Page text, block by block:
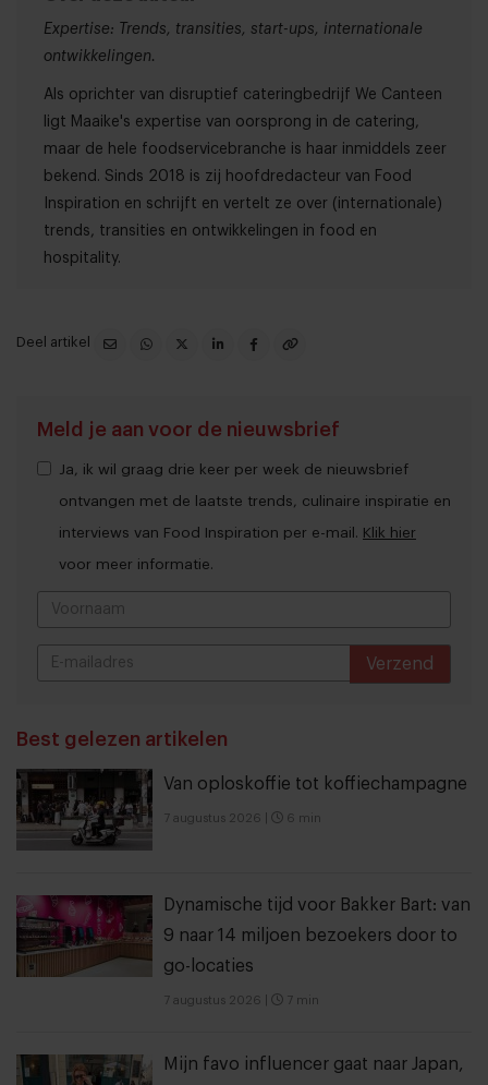
Expertise: Trends, transities, start-ups, internationale
ontwikkelingen.
Als oprichter van disruptief cateringbedrijf We Canteen
ligt Maaike's expertise van oorsprong in de catering,
maar de hele foodservicebranche is haar inmiddels zeer
bekend. Sinds 2018 is zij hoofdredacteur van Food
Inspiration en schrijft en vertelt ze over (internationale)
trends, transities en ontwikkelingen in food en
hospitality.
Deel artikel
Meld je aan voor de nieuwsbrief
Ja, ik wil graag drie keer per week de nieuwsbrief
ontvangen met de laatste trends, culinaire inspiratie en
interviews van Food Inspiration per e-mail. Klik hier
voor meer informatie.
Verzend
Best gelezen artikelen
Van oploskoffie tot koffiechampagne
7 augustus 2026 6 min
Dynamische tijd voor Bakker Bart: van
9 naar 14 miljoen bezoekers door to
go-locaties
7 augustus 2026 7 min
Mijn favo influencer gaat naar Japan,